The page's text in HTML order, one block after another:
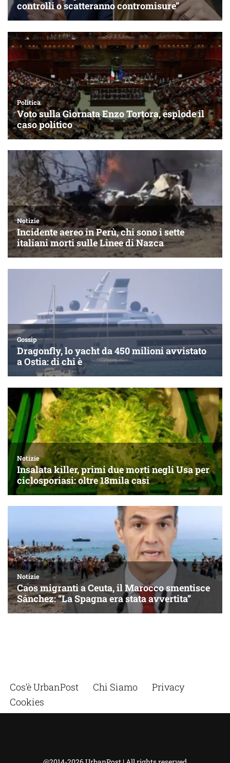
Cos’è UrbanPost Chi Siamo
Privacy
Cookies